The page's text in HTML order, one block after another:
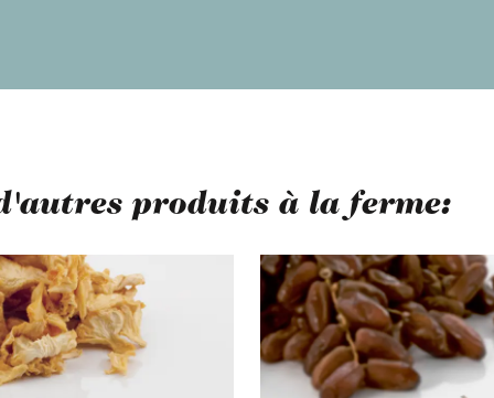
produits à la ferme:
produits